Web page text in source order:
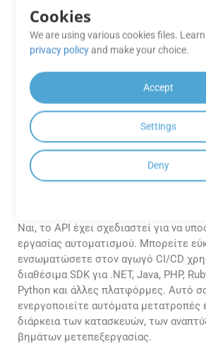
GroupDocs.Conversion
Το GroupDocs προσφέρει τεχνική
χρήστες των Free Apps για να
σχετίζονται με την πλατφόρμα
Cloud.
Μπορώ να ενσωματώσω
GroupDocs.Conversion
διοχέτευση CI/CD μου για
αυτοματοποιημένες
Ναι, το API έχει σχεδιαστεί για να
εργασίας αυτοματισμού. Μπορείτε
ενσωματώσετε στον αγωγό CI/CD
διαθέσιμα SDK για .NET, Java, PHP,
Python και άλλες πλατφόρμες. Αυτό
ενεργοποιείτε αυτόματα
διάρκεια των κατασκευών, των
βημάτων μετεπεξεργασίας.
Cookies
We are using various cookies files.
privacy policy and make your choice.
Accept
Settings
Deny